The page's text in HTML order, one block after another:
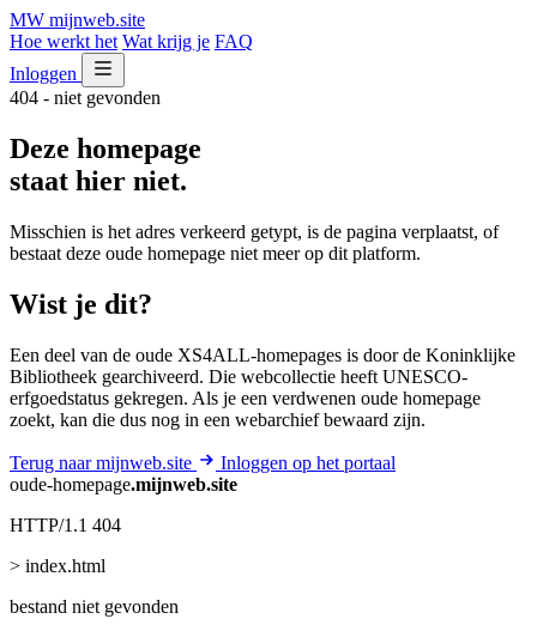
MW mijnweb.site
Hoe werkt het Wat krijg je FAQ
Inloggen
404 - niet gevonden
Deze homepage
staat hier niet.
Misschien is het adres verkeerd getypt, is de pagina verplaatst, of
bestaat deze oude homepage niet meer op dit platform.
Wist je dit?
Een deel van de oude XS4ALL-homepages is door de Koninklijke
Bibliotheek gearchiveerd. Die webcollectie heeft UNESCO-
erfgoedstatus gekregen. Als je een verdwenen oude homepage
zoekt, kan die dus nog in een webarchief bewaard zijn.
Terug naar mijnweb.site
Inloggen op het portaal
oude-homepage.mijnweb.site
HTTP/1.1 404
> index.html
bestand niet gevonden